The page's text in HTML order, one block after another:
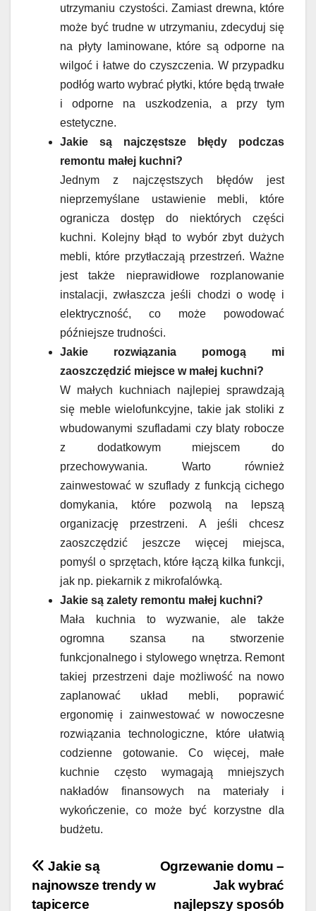
utrzymaniu czystości. Zamiast drewna, które
może być trudne w utrzymaniu, zdecyduj się
na płyty laminowane, które są odporne na
wilgoć i łatwe do czyszczenia. W przypadku
podłóg warto wybrać płytki, które będą trwałe
i odporne na uszkodzenia, a przy tym
estetyczne.
Jakie są najczęstsze błędy podczas
remontu małej kuchni?
Jednym z najczęstszych błędów jest
nieprzemyślane ustawienie mebli, które
ogranicza dostęp do niektórych części
kuchni. Kolejny błąd to wybór zbyt dużych
mebli, które przytłaczają przestrzeń. Ważne
jest także nieprawidłowe rozplanowanie
instalacji, zwłaszcza jeśli chodzi o wodę i
elektryczność, co może powodować
późniejsze trudności.
Jakie rozwiązania pomogą mi
zaoszczędzić miejsce w małej kuchni?
W małych kuchniach najlepiej sprawdzają
się meble wielofunkcyjne, takie jak stoliki z
wbudowanymi szufladami czy blaty robocze
z dodatkowym miejscem do
przechowywania. Warto również
zainwestować w szuflady z funkcją cichego
domykania, które pozwolą na lepszą
organizację przestrzeni. A jeśli chcesz
zaoszczędzić jeszcze więcej miejsca,
pomyśl o sprzętach, które łączą kilka funkcji,
jak np. piekarnik z mikrofalówką.
Jakie są zalety remontu małej kuchni?
Mała kuchnia to wyzwanie, ale także
ogromna szansa na stworzenie
funkcjonalnego i stylowego wnętrza. Remont
takiej przestrzeni daje możliwość na nowo
zaplanować układ mebli, poprawić
ergonomię i zainwestować w nowoczesne
rozwiązania technologiczne, które ułatwią
codzienne gotowanie. Co więcej, małe
kuchnie często wymagają mniejszych
nakładów finansowych na materiały i
wykończenie, co może być korzystne dla
budżetu.
Nawigacja
wpisu
Ogrzewanie domu –
Jak wybrać
najlepszy sposób
Jakie są
najnowsze trendy w
tapicerce